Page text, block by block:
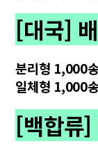
[대국]
분리형 1,000
일체형 1,000
[백합류]